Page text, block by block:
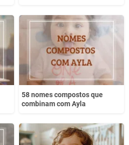
58 nomes compostos que
combinam com Ayla